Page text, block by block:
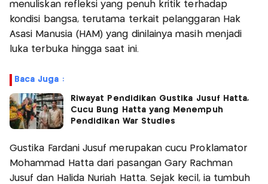
menuliskan refleksi yang penuh kritik terhadap
kondisi bangsa, terutama terkait pelanggaran Hak
Asasi Manusia (HAM) yang dinilainya masih menjadi
luka terbuka hingga saat ini.
Baca Juga :
Riwayat Pendidikan Gustika Jusuf Hatta,
Cucu Bung Hatta yang Menempuh
Pendidikan War Studies
Gustika Fardani Jusuf merupakan cucu Proklamator
Mohammad Hatta dari pasangan Gary Rachman
Jusuf dan Halida Nuriah Hatta. Sejak kecil, ia tumbuh